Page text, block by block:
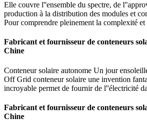
Elle couvre l''ensemble du spectre, de
production à la distribution des modules et
Pour comprendre pleinement la complexité
Fabricant et fournisseur de conteneurs
Chine
Conteneur solaire autonome Un jour
Off Grid conteneur solaire une invention
incroyable permet de fournir de l''électricité
Fabricant et fournisseur de conteneurs
Chine